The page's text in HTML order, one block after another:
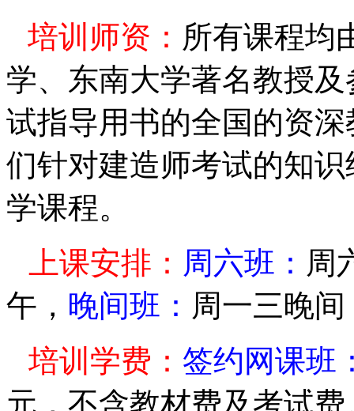
培训师资： 所有课程均
学、东南大学著名教授及
试指导用书的全国的资
们针对建造师考试的知
学课程。
上课安排： 周六班： 周
午， 晚间班： 周一三晚
培训学费： 签约网课班
元，不含教材费及考试费